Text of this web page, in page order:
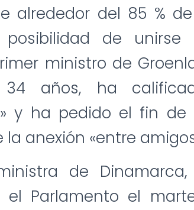
alrededor del 85 %
de unirse
ministro de
34 años, ha
y ha pedido el fin
anexión «entre
de Dinamarca,
el Parlamento el